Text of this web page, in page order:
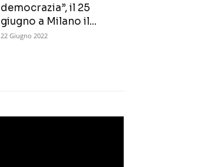
democrazia”, il 25
giugno a Milano il...
22 Giugno 2022